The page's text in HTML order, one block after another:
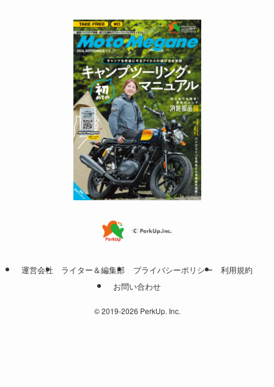
運営会社 ライター＆編集部 プライバシーポリシー
利用規約
お問い合わせ
©2019-2026 PerkUp. Inc.